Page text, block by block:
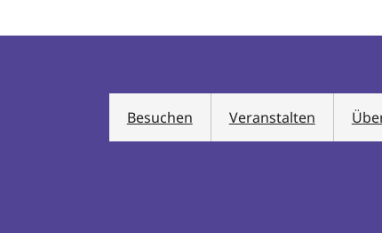
Besuchen Veranstalten